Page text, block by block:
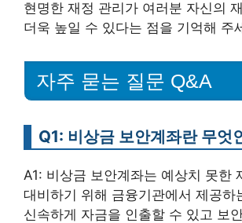
현명한 재정 관리가 여러분 자신의
더욱 높일 수 있다는 점을 기억해 주
자주 묻는 질문 Q&A
Q1: 비상금 보안계좌란 무엇
A1: 비상금 보안계좌는 예상치 못한
대비하기 위해 금융기관에서 제공하
신속하게 자금을 인출할 수 있고 보